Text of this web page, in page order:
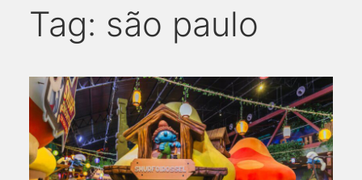
Tag: são paulo